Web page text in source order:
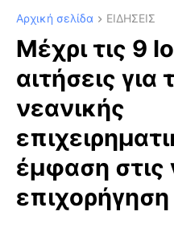
Αρχική σελίδα ΕΙΔΗΣΕΙΣ
Μέχρι τις 9
αιτήσεις
νεανικής
έμφαση στις